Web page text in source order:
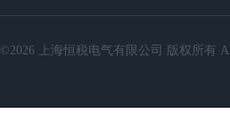
©2026 上海恒税电气有限公司 版权所有